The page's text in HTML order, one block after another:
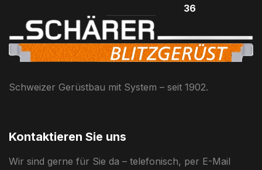
36
Schweizer Gerüstbau mit System – seit 1902.
Kontaktieren Sie uns
Wir sind gerne für Sie da – telefonisch, per E-Mail